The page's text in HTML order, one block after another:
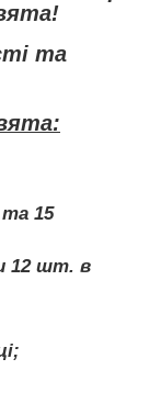
та
15
12 шт. в